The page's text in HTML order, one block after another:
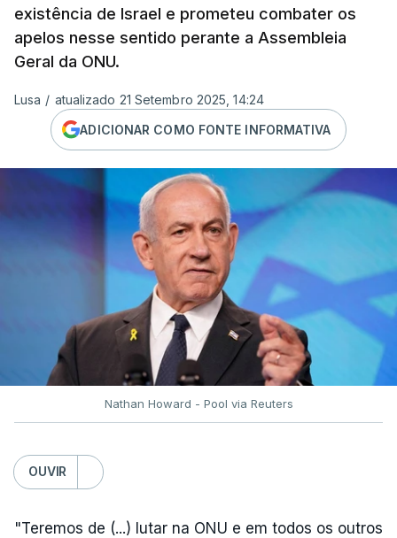
existência de Israel e prometeu combater os
apelos nesse sentido perante a Assembleia
Geral da ONU.
Lusa / atualizado 21 Setembro 2025, 14:24
ADICIONAR COMO FONTE INFORMATIVA
Nathan Howard - Pool via Reuters
OUVIR
"Teremos de (...) lutar na ONU e em todos os outros